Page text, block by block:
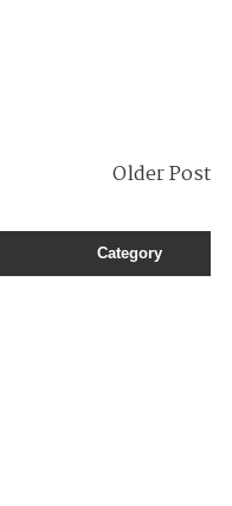
Older Post
Category